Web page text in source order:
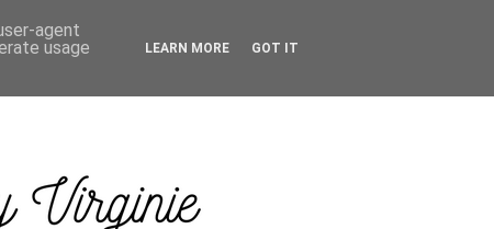
agent
usage
LEARN MORE GOT IT